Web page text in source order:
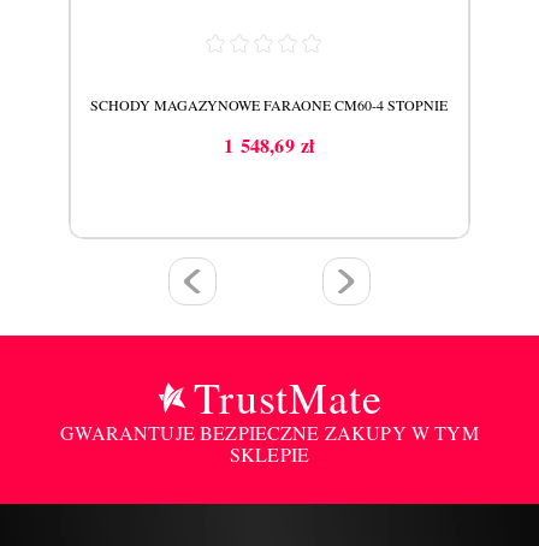
SCHODY MAGAZYNOWE FARAONE CM60-4 STOPNIE
Cena
1 548,69 zł
TrustMate
GWARANTUJE BEZPIECZNE ZAKUPY W TYM
SKLEPIE